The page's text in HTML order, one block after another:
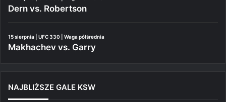
Dern vs. Robertson
15 sierpnia | UFC 330 | Waga półśrednia
Makhachev vs. Garry
NAJBLIŻSZE GALE KSW